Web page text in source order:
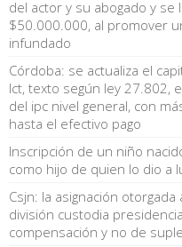
del actor y su abogado y
$50.000.000, al promover
infundado
Córdoba: se actualiza el
lct, texto según ley 27.802,
del ipc nivel general, con
hasta el efectivo pago
Inscripción de un niño
como hijo de quien lo dio a
Csjn: la asignación
división custodia
compensación y no de